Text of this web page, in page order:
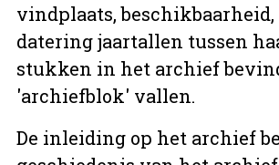
vindplaats,
datering jaartallen tussen
stukken in het archief
'archiefblok' vallen.
De inleiding op het archief